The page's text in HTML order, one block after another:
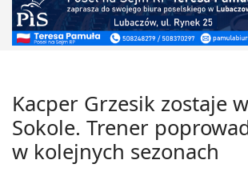
Kacper Grzesik zostaje
Sokole. Trener
w kolejnych sezonach